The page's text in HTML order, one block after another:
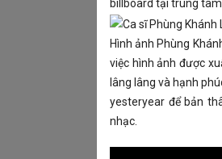
billboard tại trung
Hình ảnh Phùng
việc hình ảnh được
lâng lâng và hạnh
yesteryear để bản
nhạc.